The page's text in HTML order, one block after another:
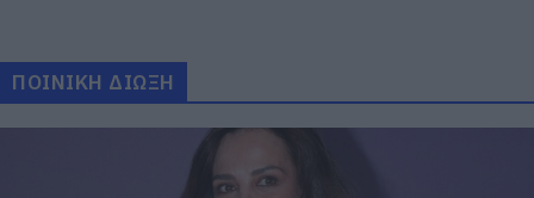
ΠΟΙΝΙΚΗ ΔΙΩΞΗ